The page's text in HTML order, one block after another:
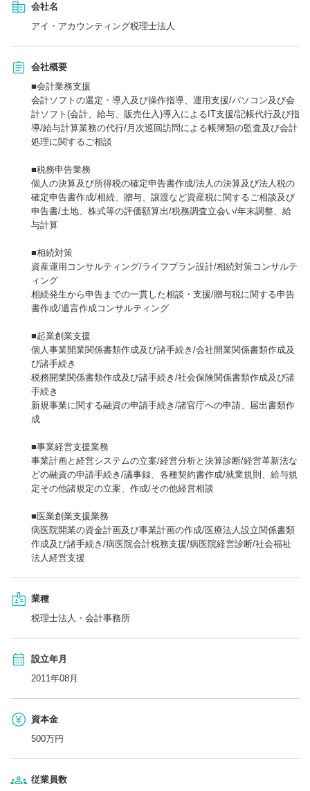
会社名
アイ・アカウンティング税理士法人
会社概要
■会計業務支援
会計ソフトの選定・導入及び操作指導、運用支援/パソコン及び会
計ソフト(会計、給与、販売仕入)導入によるIT支援/記帳代行及び指
導/給与計算業務の代行/月次巡回訪問による帳簿類の監査及び会計
処理に関するご相談
■税務申告業務
個人の決算及び所得税の確定申告書作成/法人の決算及び法人税の
確定申告書作成/相続、贈与、譲渡など資産税に関するご相談及び
申告書/土地、株式等の評価額算出/税務調査立会い/年末調整、給
与計算
■相続対策
資産運用コンサルティング/ライフプラン設計/相続対策コンサルテ
ィング
相続発生から申告までの一貫した相談・支援/贈与税に関する申告
書作成/遺言作成コンサルティング
■起業創業支援
個人事業開業関係書類作成及び諸手続き/会社開業関係書類作成及
び諸手続き
税務開業関係書類作成及び諸手続き/社会保険関係書類作成及び諸
手続き
新規事業に関する融資の申請手続き/諸官庁への申請、届出書類作
成
■事業経営支援業務
事業計画と経営システムの立案/経営分析と決算診断/経営革新法な
どの融資の申請手続き/議事録、各種契約書作成/就業規則、給与規
定その他諸規定の立案、作成/その他経営相談
■医業創業支援業務
病医院開業の資金計画及び事業計画の作成/医療法人設立関係書類
作成及び諸手続き/病医院会計税務支援/病医院経営診断/社会福祉
法人経営支援
業種
税理士法人・会計事務所
設立年月
2011年08月
資本金
500万円
従業員数